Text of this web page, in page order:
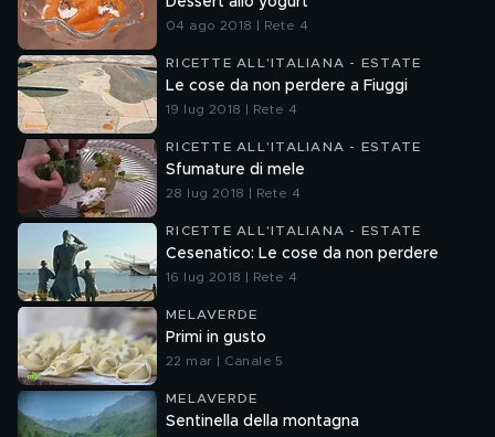
04 ago 2018 | Rete 4
RICETTE ALL'ITALIANA - ESTATE
Le cose da non perdere a Fiuggi
19 lug 2018 | Rete 4
RICETTE ALL'ITALIANA - ESTATE
Sfumature di mele
28 lug 2018 | Rete 4
RICETTE ALL'ITALIANA - ESTATE
Cesenatico: Le cose da non perdere
16 lug 2018 | Rete 4
MELAVERDE
Primi in gusto
22 mar | Canale 5
MELAVERDE
Sentinella della montagna